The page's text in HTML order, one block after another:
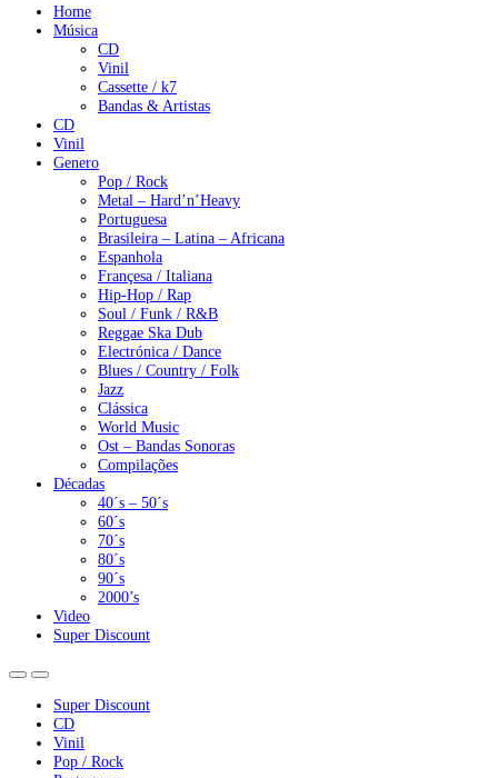
Home
Música
CD
Vinil
Cassette / k7
Bandas & Artistas
CD
Vinil
Genero
Pop / Rock
Metal – Hard’n’Heavy
Portuguesa
Brasileira – Latina – Africana
Espanhola
Françesa / Italiana
Hip-Hop / Rap
Soul / Funk / R&B
Reggae Ska Dub
Electrónica / Dance
Blues / Country / Folk
Jazz
Clássica
World Music
Ost – Bandas Sonoras
Compilações
Décadas
40´s – 50´s
60´s
70´s
80´s
90´s
2000’s
Video
Super Discount
Super Discount
CD
Vinil
Pop / Rock